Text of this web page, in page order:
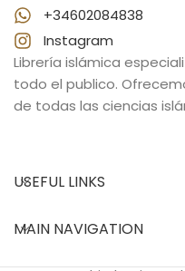
+34602084838
Instagram
Librería islámica
todo el publico.
de todas las ciencias
USEFUL LINKS
MAIN NAVIGATION